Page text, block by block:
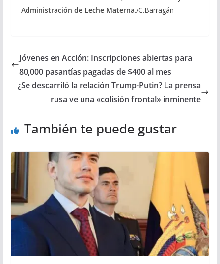
Administración de Leche Materna./C.Barragán
Jóvenes en Acción: Inscripciones abiertas para
80,000 pasantías pagadas de $400 al mes
¿Se descarriló la relación Trump-Putin? La prensa
rusa ve una «colisión frontal» inminente
También te puede gustar